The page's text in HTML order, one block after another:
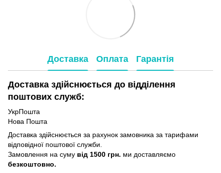
Доставка Оплата Гарантія
Доставка здійснюється до відділення
поштових служб:
УкрПошта
Нова Пошта
Доставка здійснюється за рахунок замовника за тарифами
відповідної поштової служби.
Замовлення на суму від 1500 грн. ми доставляємо
безкоштовно.